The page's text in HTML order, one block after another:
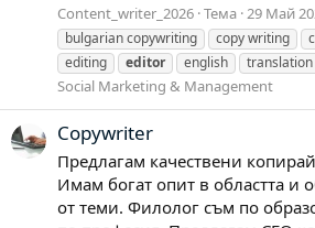
Content_writer_2026 Тема 29 Май
bulgarian copywriting
copy writing
editing
editor english translation
Social Marketing & Management
Copywriter
Предлагам качествени
Имам богат опит в областта и
от теми. Филолог съм по